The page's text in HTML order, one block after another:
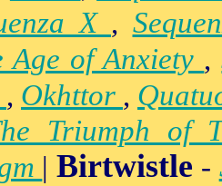
X ,
Age of Anxiety ,
, Okhttor ,
Triumph of
|Birtwistle -